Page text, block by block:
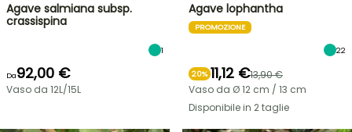
Agave salmiana subsp.
crassispina
1
Da92,00 €
Vaso da 12L/15L
Agave lophantha
PROMOZIONE
22
20% 11,12 €13,90 €
Vaso da Ø 12 cm / 13 cm
Disponibile in 2 taglie